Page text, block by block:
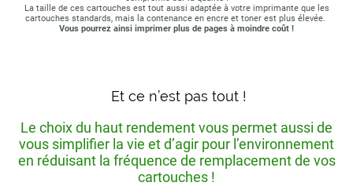
La taille de ces cartouches est tout aussi adaptée à votre imprimante que les
cartouches standards, mais la contenance en encre et toner est plus élevée.
Vous pourrez ainsi imprimer plus de pages à moindre coût !
Et ce n’est pas tout !
Le choix du haut rendement vous permet aussi de
vous simplifier la vie et d’agir pour l’environnement
en réduisant la fréquence de remplacement de vos
cartouches !